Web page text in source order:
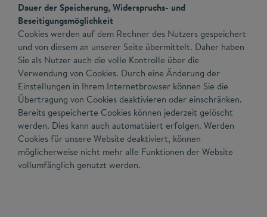
Dauer der Speicherung, Widerspruchs- und
Beseitigungsmöglichkeit
Cookies werden auf dem Rechner des Nutzers gespeichert
und von diesem an unserer Seite übermittelt. Daher haben
Sie als Nutzer auch die volle Kontrolle über die
Verwendung von Cookies. Durch eine Änderung der
Einstellungen in Ihrem Internetbrowser können Sie die
Übertragung von Cookies deaktivieren oder einschränken.
Bereits gespeicherte Cookies können jederzeit gelöscht
werden. Dies kann auch automatisiert erfolgen. Werden
Cookies für unsere Website deaktiviert, können
möglicherweise nicht mehr alle Funktionen der Website
vollumfänglich genutzt werden.